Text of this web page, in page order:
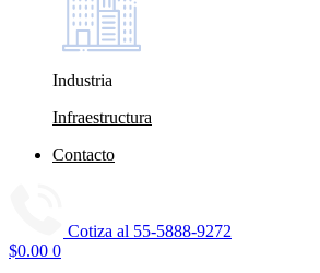
Industria
Infraestructura
Contacto
Cotiza al 55-5888-9272
$0.00 0